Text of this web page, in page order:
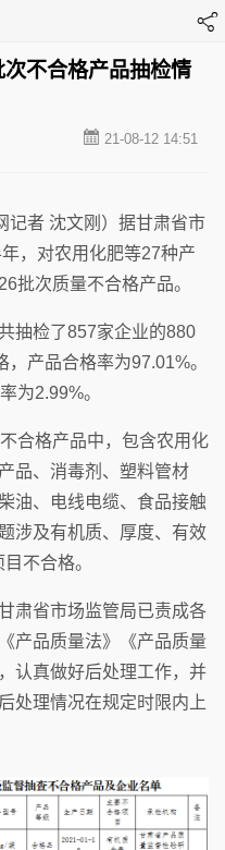
不合格产品抽检情
21-08-12 14:51
记者 沈文刚）据甘肃省市
，对农用化肥等27种产
批次质量不合格产品。
检了857家企业的880
产品合格率为97.01%。
为2.99%。
格产品中，包含农用化
品、消毒剂、塑料管材
油、电线电缆、食品接触
涉及有机质、厚度、有效
不合格。
省市场监管局已责成各
产品质量法》《产品质量
认真做好后处理工作，并
处理情况在规定时限内上